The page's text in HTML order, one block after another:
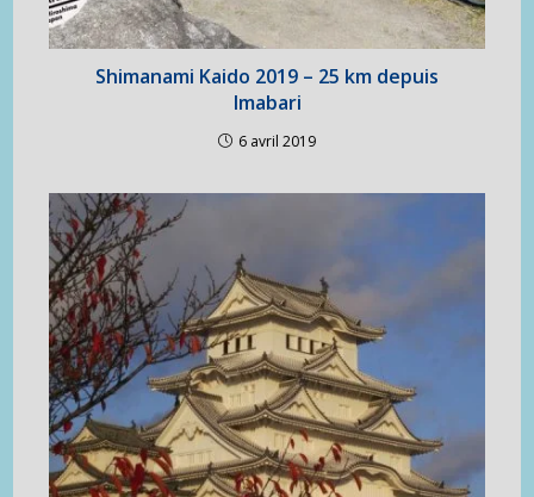
Shimanami Kaido 2019 – 25 km depuis
Imabari
6 avril 2019